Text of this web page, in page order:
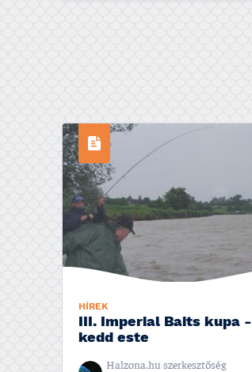
HÍREK
III. Imperial Baits kupa -
kedd este
Halzona.hu szerkesztőség